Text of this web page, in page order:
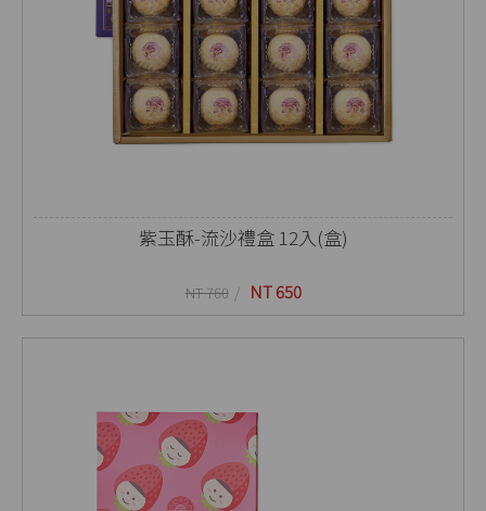
紫玉酥-流沙禮盒 12入(盒)
NT 760 NT 650